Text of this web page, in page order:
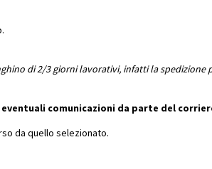
di 2/3 giorni lavorativi, infatti la spedizione
eventuali comunicazioni da parte del
da quello selezionato.